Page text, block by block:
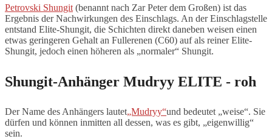
Petrovski Shungit (benannt nach Zar Peter dem Großen) ist das
Ergebnis der Nachwirkungen des Einschlags. An der Einschlagstelle
entstand Elite-Shungit, die Schichten direkt daneben weisen einen
etwas geringeren Gehalt an Fullerenen (C60) auf als reiner Elite-
Shungit, jedoch einen höheren als „normaler“ Shungit.
Shungit-Anhänger Mudryy ELITE - roh
Der Name des Anhängers lautet„Mudryy“und bedeutet „weise“. Sie
dürfen und können inmitten all dessen, was es gibt, „eigenwillig“
sein.